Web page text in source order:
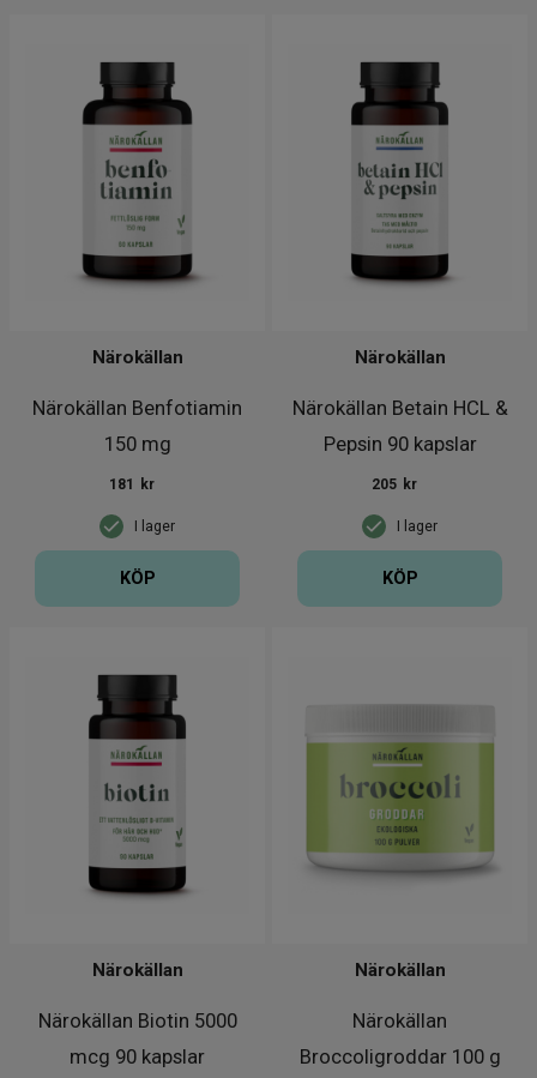
Närokällan Benfotiamin
150 mg
Närokällan
I lager
181 kr
KÖP
Närokällan Betain HCL &
Pepsin 90 kapslar
Närokällan
I lager
205 kr
KÖP
Närokällan Biotin 5000
mcg 90 kapslar
Närokällan
Närokällan
Broccoligroddar 100 g
Närokällan